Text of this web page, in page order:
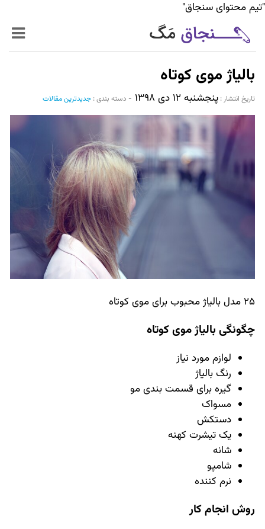
"تیم محتوای سنجاق"
حرفه‌ای‌تر
سیر تا پیاز خدمات
World Mag
بازار آنلاین سنجاق
بالیاژ موی کوتاه
تاریخ انتشار :‌ پنجشنبه ۱۲ دی ۱۳۹۸ - دسته بندی : جدیدترین مقالات
25 مدل بالیاژ محبوب برای موی کوتاه
چگونگی بالیاژ موی کوتاه
لوازم مورد نیاز
رنگ بالیاژ
گیره برای قسمت بندی مو
مسواک
دستکش
یک تیشرت کهنه
شانه
شامپو
نرم کننده
روش انجام کار